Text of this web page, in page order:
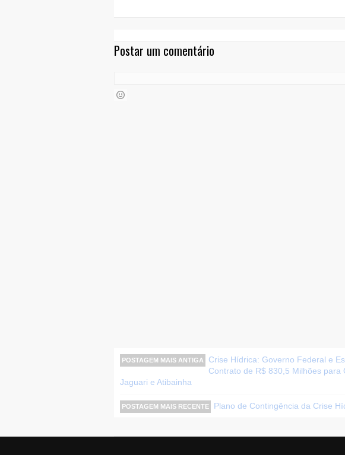
Postar um comentário
POSTAGEM MAIS ANTIGA
Crise Hídrica: Governo Federal e
Contrato de R$ 830,5 Milhões
Jaguari e Atibainha
POSTAGEM MAIS RECENTE Plano de Contingência da Crise